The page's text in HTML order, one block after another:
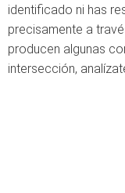
identificado ni has
precisamente a
producen algunas
intersección,